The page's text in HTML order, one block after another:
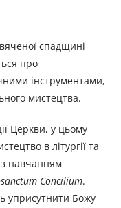
спадщині
про
інструментами,
мистецтва.
Церкви, у цьому
в літургії та
з навчанням
Concilium.
уприсутнити Божу